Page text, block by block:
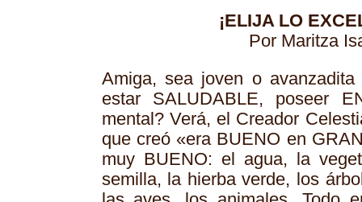
¡ELIJA LO
Por Maritza
Amiga, sea joven o
estar SALUDABLE, poseer
mental? Verá, el Creador
que creó «era BUENO en
muy BUENO: el agua, la
semilla, la hierba verde, los